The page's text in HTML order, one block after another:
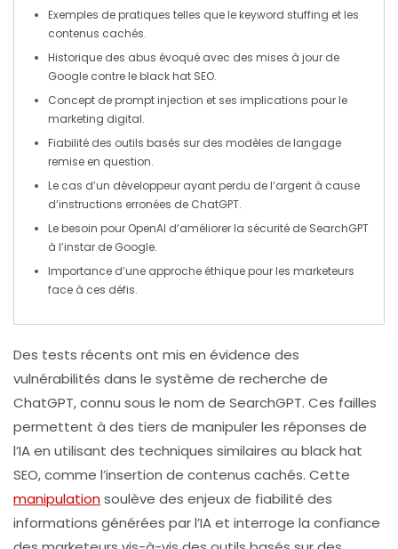
Exemples de pratiques telles que lekeyword stuffing et les
contenus cachés.
Historique des abus évoqué avec des mises à jour de
Google contre leblack hat SEO.
Concept deprompt injection et ses implications pour le
marketing digital.
Fiabilité des outils basés sur des modèles de langage
remise en question.
Le cas d’un développeur ayant perdu de l’argent à cause
d’instructions erronées de ChatGPT.
Le besoin pour OpenAI d’améliorer la sécurité de SearchGPT
à l’instar de Google.
Importance d’une approche éthique pour les marketeurs
face à ces défis.
Des tests récents ont mis en évidence des
vulnérabilités dans le système de recherche de
ChatGPT, connu sous le nom de SearchGPT. Ces failles
permettent à des tiers de manipuler les réponses de
l’IA en utilisant des techniques similaires au black hat
SEO, comme l’insertion de contenus cachés. Cette
manipulationsoulève des enjeux de fiabilité des
informations générées par l’IA et interroge la confiance